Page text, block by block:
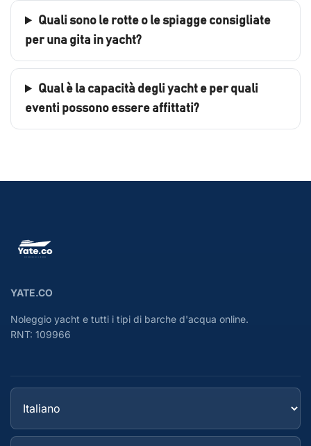
Quali sono le rotte o le spiagge consigliate
per una gita in yacht?
Qual è la capacità degli yacht e per quali
eventi possono essere affittati?
YATE.CO
Noleggio yacht e tutti i tipi di barche d'acqua online.
RNT: 109966